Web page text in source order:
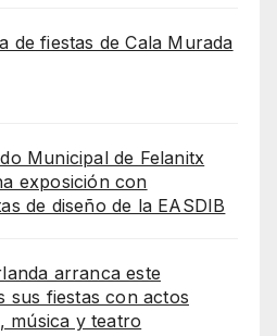
de fiestas de Cala Murada
Municipal de Felanitx
exposición con
de diseño de la EASDIB
arranca este
sus fiestas con actos
música y teatro